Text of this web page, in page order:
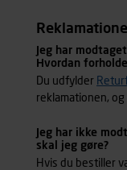
Jeg har
Hvordan
Du udfylder
reklamationen,
Jeg har ikke
skal jeg gøre?
Hvis du bestiller